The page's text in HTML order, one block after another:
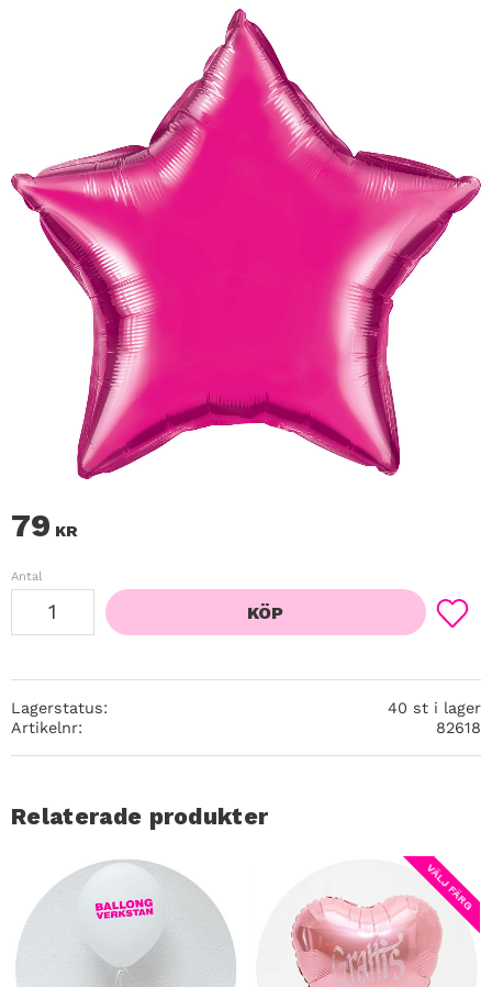
79 KR
Antal
KÖP
Lägg
Lagerstatus
40 st i lager
Artikelnr
82618
Relaterade produkter
VÄLJ FÄRG